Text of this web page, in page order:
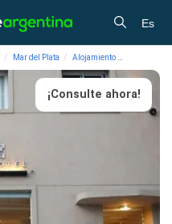
Es
Mar del Plata Alojamiento
¡Consulte ahora!